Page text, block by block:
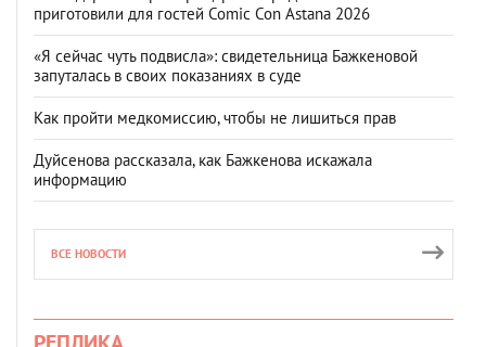
приготовили для гостей Comic Con Astana 2026
«Я сейчас чуть подвисла»: свидетельница Бажкеновой
запуталась в своих показаниях в суде
Как пройти медкомиссию, чтобы не лишиться прав
Дуйсенова рассказала, как Бажкенова искажала
информацию
ВСЕ НОВОСТИ